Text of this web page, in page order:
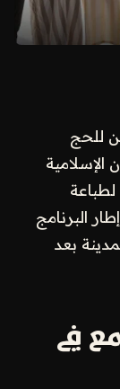
للحج
الإسلامية
لطباعة
البرنامج
بعد
في